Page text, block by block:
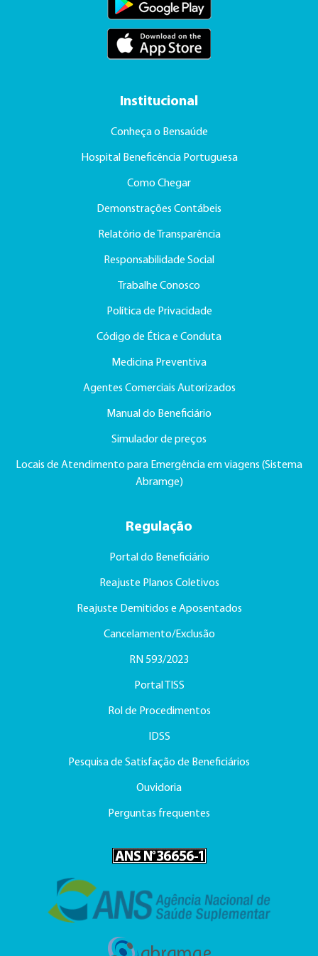
Institucional
Conheça o Bensaúde
Hospital Beneficência Portuguesa
Como Chegar
Demonstrações Contábeis
Relatório de Transparência
Responsabilidade Social
Trabalhe Conosco
Política de Privacidade
Código de Ética e Conduta
Medicina Preventiva
Agentes Comerciais Autorizados
Manual do Beneficiário
Simulador de preços
Locais de Atendimento para Emergência em viagens (Sistema
Abramge)
Regulação
Portal do Beneficiário
Reajuste Planos Coletivos
Reajuste Demitidos e Aposentados
Cancelamento/Exclusão
RN 593/2023
Portal TISS
Rol de Procedimentos
IDSS
Pesquisa de Satisfação de Beneficiários
Ouvidoria
Perguntas frequentes